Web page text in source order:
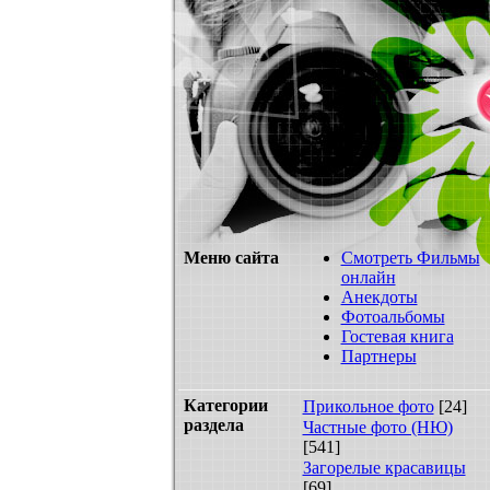
Меню сайта
Смотреть Фильмы
онлайн
Анекдоты
Фотоальбомы
Гостевая книга
Партнеры
Категории
раздела
Прикольное фото [24]
Частные фото (НЮ)
[541]
Загорелые красавицы